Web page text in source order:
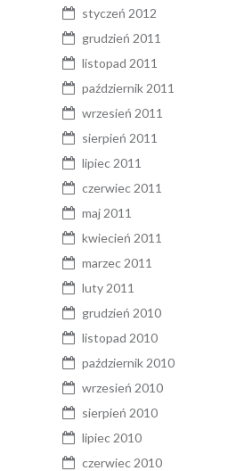
styczeń 2012
grudzień 2011
listopad 2011
październik 2011
wrzesień 2011
sierpień 2011
lipiec 2011
czerwiec 2011
maj 2011
kwiecień 2011
marzec 2011
luty 2011
grudzień 2010
listopad 2010
październik 2010
wrzesień 2010
sierpień 2010
lipiec 2010
czerwiec 2010